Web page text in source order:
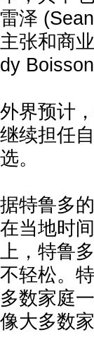
雷泽
主张和商
dy
外界预计
继续担任
选。
据特鲁多
在当地时
上，特鲁
不轻松。
多数家庭
像大多数